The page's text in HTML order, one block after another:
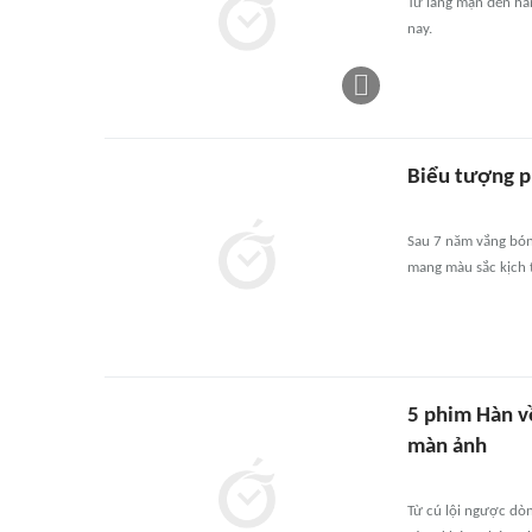
nay.
Biểu tượng
Sau 7 năm vắng
mang màu sắc
5 phim Hàn
màn ảnh
Từ cú lội ngược